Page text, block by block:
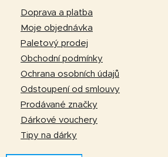
Doprava a platba
Moje objednávka
Paletový prodej
Obchodní podmínky
Ochrana osobních údajů
Odstoupení od smlouvy
Prodávané značky
Dárkové vouchery
Tipy na dárky